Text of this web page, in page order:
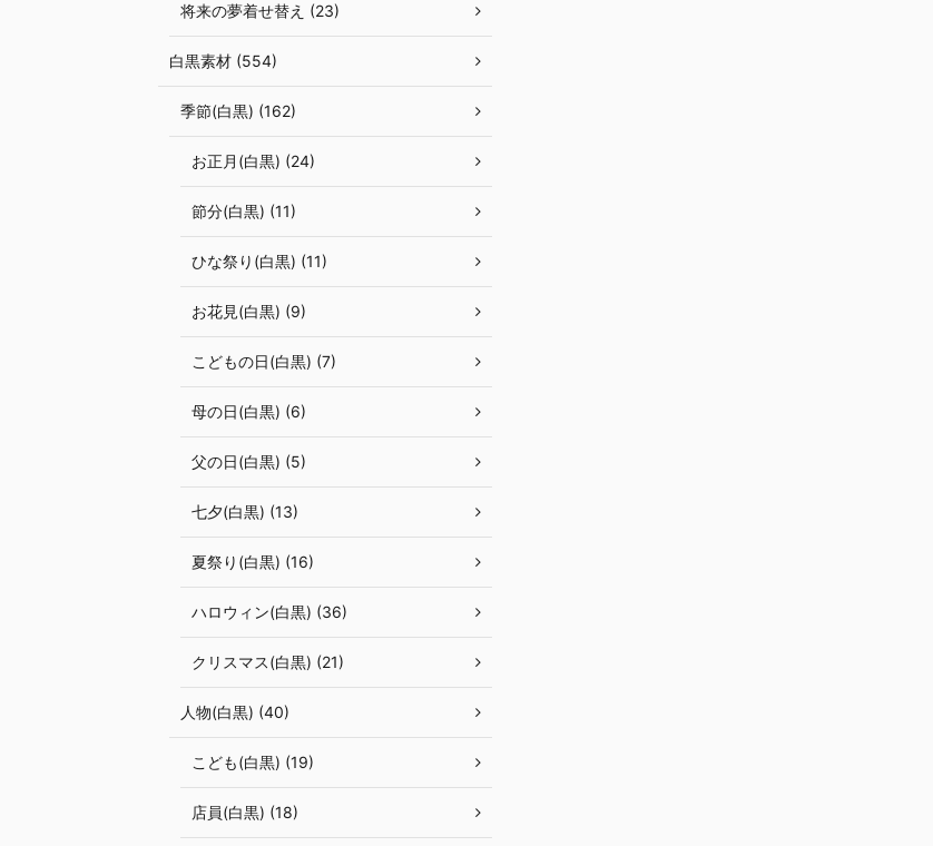
将来の夢着せ替え (23)
白黒素材 (554)
季節(白黒) (162)
お正月(白黒) (24)
節分(白黒) (11)
ひな祭り(白黒) (11)
お花見(白黒) (9)
こどもの日(白黒) (7)
母の日(白黒) (6)
父の日(白黒) (5)
七夕(白黒) (13)
夏祭り(白黒) (16)
ハロウィン(白黒) (36)
クリスマス(白黒) (21)
人物(白黒) (40)
こども(白黒) (19)
店員(白黒) (18)